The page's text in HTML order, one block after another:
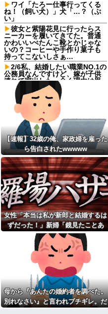
ワイ「たろー仕事行ってくる
ね！（飼い犬）」犬「…？（ぷ
い」
彼女と紫陽花見に行ったらス
ニーカーを履いてきてた。普通
かわいいぺたんこ靴とかじゃな
いの？コーヒーや手作り菓子も
持ってこないしさぁ…
2/6私、結婚したい職業NO.1の
公務員なんですけど、嫁が子供
連れて家出した。全く理由は思
いつかないけど強いてあげると
すれば母のせいかもしれない。
嫁のせいでアトピー悪化しそう
【驚愕】 新幹線じゃなく『帰
省費4000円』安くなる在来線で
帰省した結果ｗｗｗｗｗ
【しまった…】 コトメに追い
出されたトメと二世帯住宅を建
て、「２F(夫婦のエリア)には絶
対に上がらない」という約束を
したが、早速破って2Fに上が...
長男嫁が「お姉ちゃん助け
て」と電話してきた。バカトメ
が、雪の中うちの息子に会いに
来ようとしたらしく...
女「今の夫とは離婚する。次
はマジメで経済力のある男と結
婚したいな」私「幸せになって
ね！」→産科の授乳室で出会っ
た女性のその後が・・・
知人に誘われて公演見に行く
予定だったけど「元々行く予定
の人が行けるようになったから
ごめん」と連絡きた。なんだか
モヤモヤしてしまい...
園ママ「レシピ教えて！」私
「いいですよ」→自家製スポー
ツドリンクの作り方を教えた結
果、とんでもない騒動に発展し
【速報】32歳の俺、家政婦を雇った
ら告白されたwwwww
女性「本当は私が新郎と結婚するは
ずだった！」新婦「鏡見たことあ
る？」→披露宴が一瞬で騒然となっ
て…
母から『あんたの婚約者を調べた。
別れなさい』と言われブチギレ。だ